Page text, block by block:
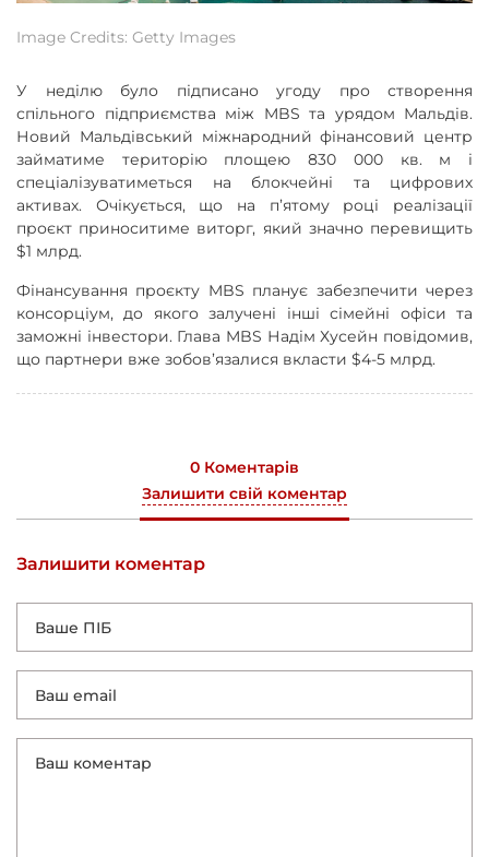
Image Credits: Getty Images
У неділю було підписано угоду про створення
спільного підприємства між MBS та урядом Мальдів.
Новий Мальдівський міжнародний фінансовий центр
займатиме територію площею 830 000 кв. м і
спеціалізуватиметься на блокчейні та цифрових
активах. Очікується, що на п’ятому році реалізації
проєкт приноситиме виторг, який значно перевищить
$1 млрд.
Фінансування проєкту MBS планує забезпечити через
консорціум, до якого залучені інші сімейні офіси та
заможні інвестори. Глава MBS Надім Хусейн повідомив,
що партнери вже зобов’язалися вкласти $4-5 млрд.
0 Коментарів
Залишити свій коментар
Залишити коментар